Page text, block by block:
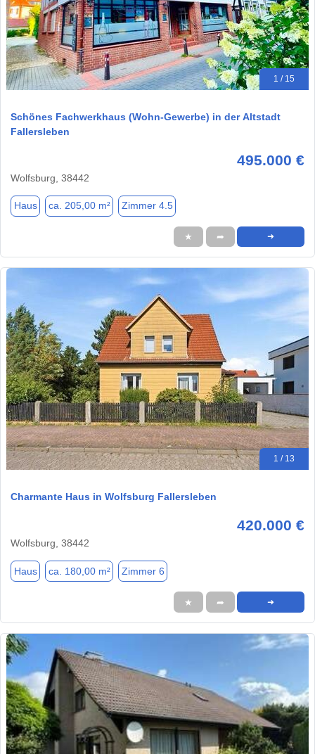
1 / 15
Schönes Fachwerkhaus (Wohn-Gewerbe) in der Altstadt
Fallersleben
495.000 €
Wolfsburg, 38442
Haus ca. 205,00 m² Zimmer 4.5
★ ➦ ➜
1 / 13
Charmante Haus in Wolfsburg Fallersleben
420.000 €
Wolfsburg, 38442
Haus ca. 180,00 m² Zimmer 6
★ ➦ ➜